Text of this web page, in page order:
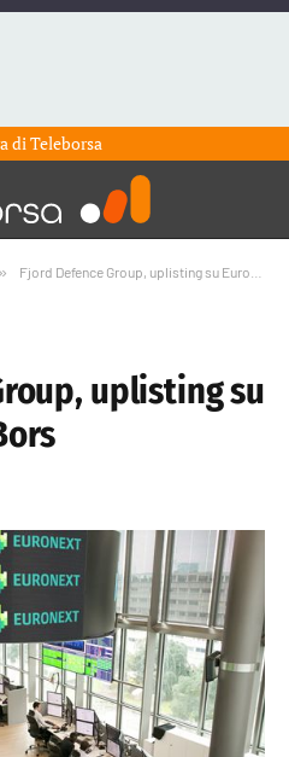
diTeleborsa
» Fjord Defence Group, uplisting su Euronext Oslo Bors
uplisting su